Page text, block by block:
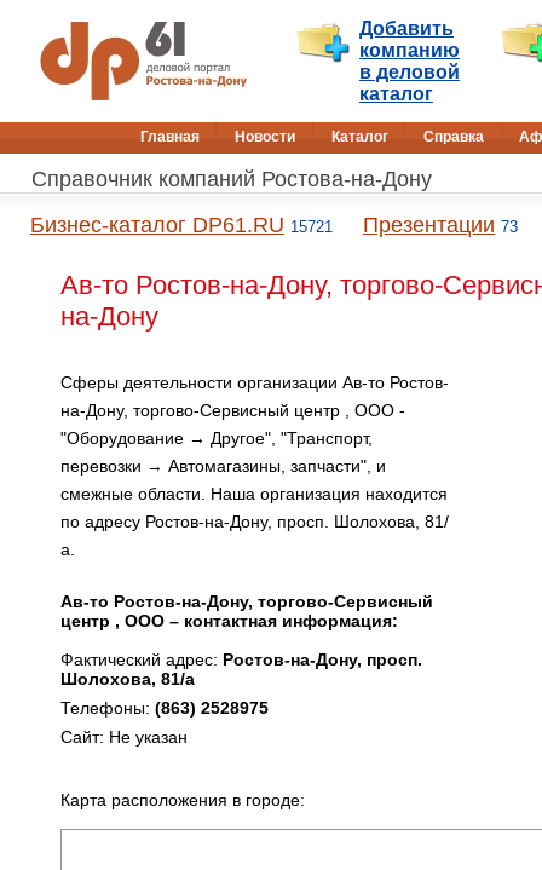
Добавить
компанию
в деловой
каталог
Главная Новости Каталог Справка
Справочник компаний Ростова-на-Дону
Бизнес-каталог DP61.RU 15721 Презентации 73
Ав-то Ростов-на-Дону, торгово-
на-Дону
Сферы деятельности организации Ав-то Ростов-
на-Дону, торгово-Сервисный центр , ООО -
"Оборудование → Другое", "Транспорт,
перевозки → Автомагазины, запчасти", и
смежные области. Наша организация находится
по адресу Ростов-на-Дону, просп. Шолохова, 81/
а.
Ав-то Ростов-на-Дону, торгово-Сервисный
центр , ООО – контактная информация:
Фактический адрес: Ростов-на-Дону, просп.
Шолохова, 81/а
Телефоны: (863) 2528975
Сайт: Не указан
Карта расположения в городе: